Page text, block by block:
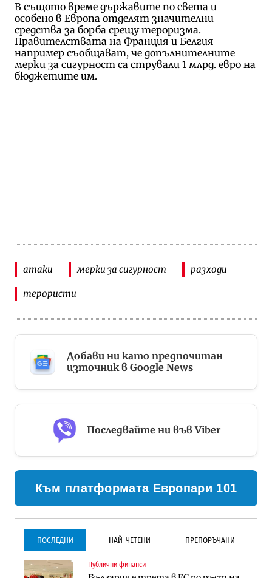
В същото време държавите по света и
особено в Европа отделят значителни
средства за борба срещу тероризма.
Правителствата на Франция и Белгия
например съобщават, че допълнителните
мерки за сигурност са стрували 1 млрд. евро на
бюджетите им.
атаки мерки за сигурност разходи
терористи
Добави ни като предпочитан
източник в Google News
Последвайте ни във Viber
Към платформата Европари 101
ПОСЛЕДНИ НАЙ-ЧЕТЕНИ ПРЕПОРЪЧАНИ
Публични финанси
Градоустройство
Инфраструктура